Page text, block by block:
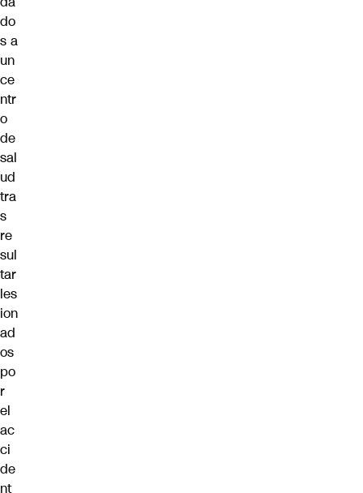
do
s a
un
ce
ntr
o
de
sal
ud
tra
s
re
sul
tar
les
ion
ad
os
po
r
el
ac
ci
de
nt